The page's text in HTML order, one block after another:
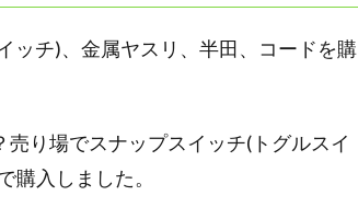
ッチ)、金属ヤスリ、半田、コードを購
り場でスナップスイッチ(トグルスイ
購入しました。